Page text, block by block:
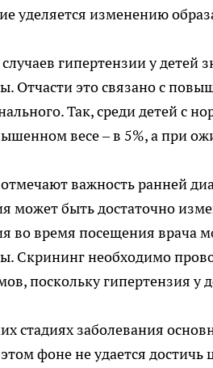
уделяется изменению
случаев гипертензии у
Отчасти это связано с
Так, среди детей с
весе – в 5%, а при
важность ранней
может быть достаточно
во время посещения врача
Скрининг необходимо
поскольку гипертензия у
стадиях заболевания
фоне не удается